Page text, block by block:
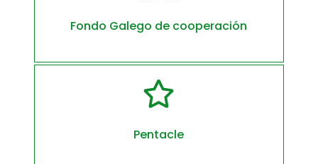
Fondo Galego de cooperación

Pentacle